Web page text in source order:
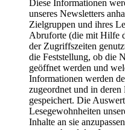
Diese Informationen
unseres Newsletters
Zielgruppen und ihres
Abruforte (die mit Hilfe
der Zugriffszeiten
die Feststellung, ob die
geöffnet werden und
Informationen werden
zugeordnet und in
gespeichert. Die
Lesegewohnheiten
Inhalte an sie